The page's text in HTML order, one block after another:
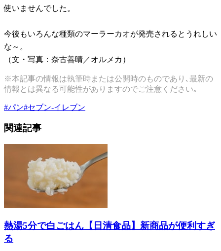
使いませんでした。
今後もいろんな種類のマーラーカオが発売されるとうれしい
な～。
（文・写真：奈古善晴／オルメカ）
※本記事の情報は執筆時または公開時のものであり､最新の
情報とは異なる可能性がありますのでご注意ください｡
#パン#セブン-イレブン
関連記事
熱湯5分で白ごはん【日清食品】新商品が便利すぎ
る